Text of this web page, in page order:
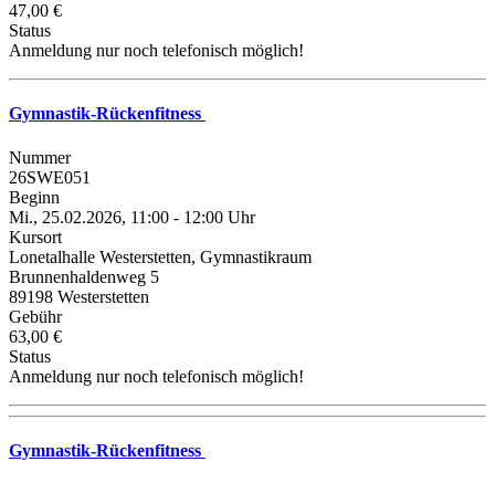
47,00 €
Status
Anmeldung nur noch telefonisch möglich!
Gymnastik-Rückenfitness
Nummer
26SWE051
Beginn
Mi., 25.02.2026, 11:00 - 12:00 Uhr
Kursort
Lonetalhalle Westerstetten, Gymnastikraum
Brunnenhaldenweg 5
89198 Westerstetten
Gebühr
63,00 €
Status
Anmeldung nur noch telefonisch möglich!
Gymnastik-Rückenfitness